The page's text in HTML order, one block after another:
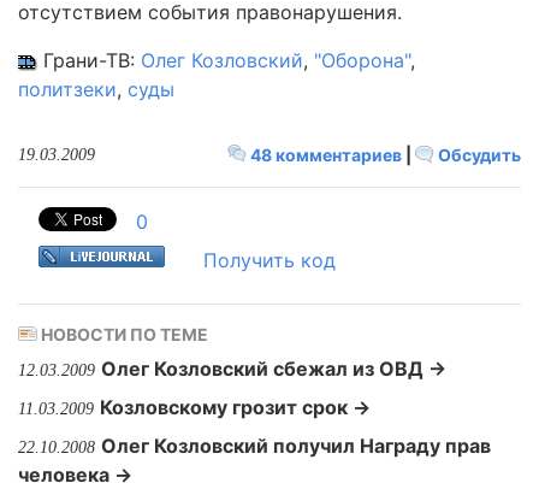
отсутствием события правонарушения.
Грани-ТВ: Олег Козловский, "Оборона",
политзеки, суды
48 комментариев Обсудить
19.03.2009
0
Получить код
НОВОСТИ ПО ТЕМЕ
12.03.2009 Олег Козловский сбежал из ОВД →
11.03.2009 Козловскому грозит срок →
22.10.2008 Олег Козловский получил Награду прав
человека →